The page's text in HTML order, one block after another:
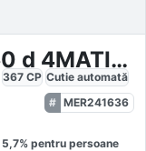
Mercedes-Benz GLE 450 d 4MATIC AMG
367 CP Cutie automată
MER241636
5,7% pentru persoane